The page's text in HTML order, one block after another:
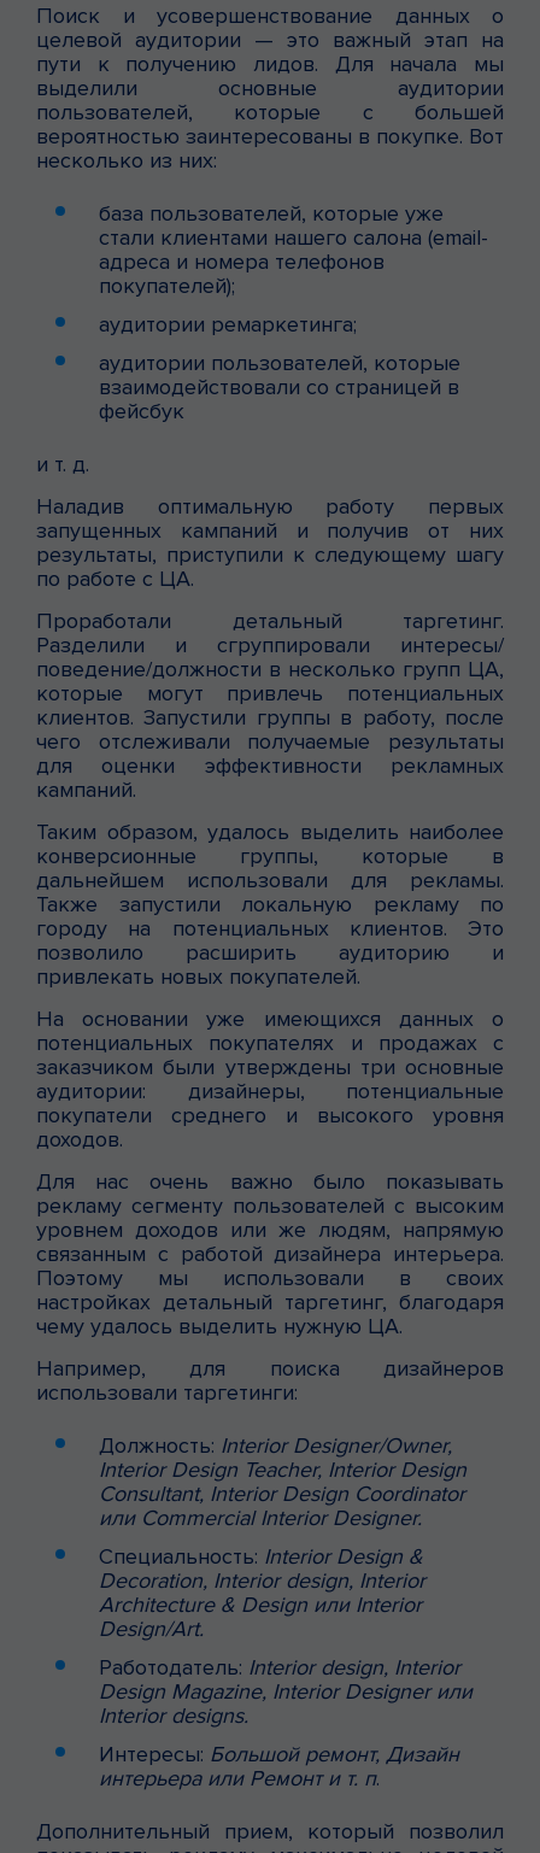
Поиск и усовершенствование данных о
целевой аудитории — это важный этап на
пути к получению лидов. Для начала мы
выделили основные аудитории
пользователей, которые с большей
вероятностью заинтересованы в покупке. Вот
несколько из них:
база пользователей, которые уже
стали клиентами нашего салона (email-
адреса и номера телефонов
покупателей);
аудитории ремаркетинга;
аудитории пользователей, которые
взаимодействовали со страницей в
фейсбук
и т. д.
Наладив оптимальную работу первых
запущенных кампаний и получив от них
результаты, приступили к следующему шагу
по работе с ЦА.
Проработали детальный таргетинг.
Разделили и сгруппировали интересы/
поведение/должности в несколько групп ЦА,
которые могут привлечь потенциальных
клиентов. Запустили группы в работу, после
чего отслеживали получаемые результаты
для оценки эффективности рекламных
кампаний.
Таким образом, удалось выделить наиболее
конверсионные группы, которые в
дальнейшем использовали для рекламы.
Также запустили локальную рекламу по
городу на потенциальных клиентов. Это
позволило расширить аудиторию и
привлекать новых покупателей.
На основании уже имеющихся данных о
потенциальных покупателях и продажах с
заказчиком были утверждены три основные
аудитории: дизайнеры, потенциальные
покупатели среднего и высокого уровня
доходов.
Для нас очень важно было показывать
рекламу сегменту пользователей с высоким
уровнем доходов или же людям, напрямую
связанным с работой дизайнера интерьера.
Поэтому мы использовали в своих
настройках детальный таргетинг, благодаря
чему удалось выделить нужную ЦА.
Например, для поиска дизайнеров
использовали таргетинги:
Должность: Interior Designer/Owner,
Interior Design Teacher, Interior Design
Consultant, Interior Design Coordinator
или Commercial Interior Designer.
Специальность: Interior Design &
Decoration, Interior design, Interior
Architecture & Design или Interior
Design/Art.
Работодатель: Interior design, Interior
Design Magazine, Interior Designer или
Interior designs.
Интересы: Большой ремонт, Дизайн
интерьера или Ремонт и т. п.
Дополнительный прием, который позволил